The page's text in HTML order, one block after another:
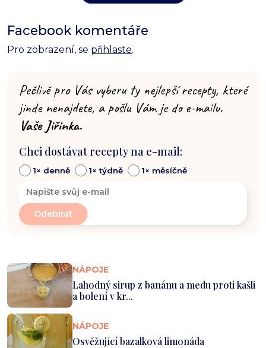
Facebook komentáře
Pro zobrazení, se přihlaste.
Pečlivě pro Vás vyberu ty nejlepší recepty, které
jinde nenajdete, a pošlu Vám je do e-mailu.
Vaše Jiřinka.
Chci dostávat recepty na e-mail:
1× denně 1× týdně 1× měsíčně
NÁPOJE
Lahodný sirup z banánu a medu proti kašli
a bolení v kr...
NÁPOJE
Osvěžující bazalková limonáda